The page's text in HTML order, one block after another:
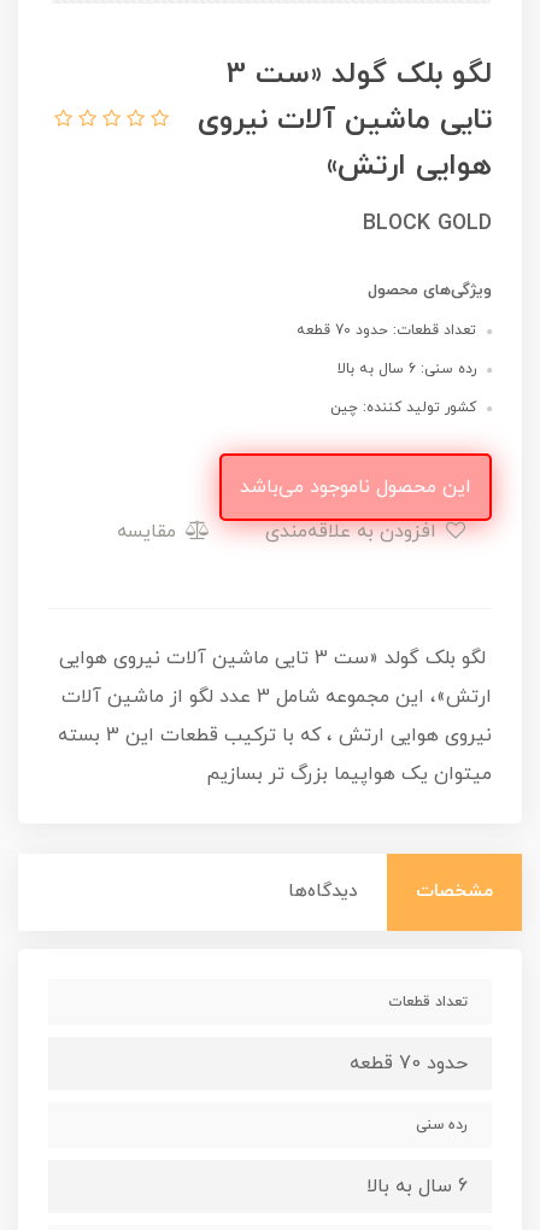
لگو بلک گولد «ست 3
تایی ماشین آلات نیروی
هوایی ارتش»
BLOCK GOLD
ویژگی‌های محصول
تعداد قطعات: حدود 70 قطعه
رده سنی: 6 سال به بالا
کشور تولید کننده: چین
این محصول ناموجود می‌باشد
افزودن به علاقه‌مندی
مقایسه
لگو بلک گولد «ست 3 تایی ماشین آلات نیروی هوایی
ارتش»، این مجموعه شامل 3 عدد لگو از ماشین آلات
نیروی هوایی ارتش ، که با ترکیب قطعات این 3 بسته
میتوان یک هواپیما بزرگ تر بسازیم
مشخصات دیدگاه‌ها
تعداد قطعات
حدود 70 قطعه
رده سنی
6 سال به بالا